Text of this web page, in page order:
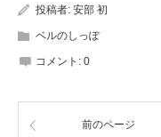
投稿者: 安部 初
ベルのしっぽ
コメント: 0
前のページ